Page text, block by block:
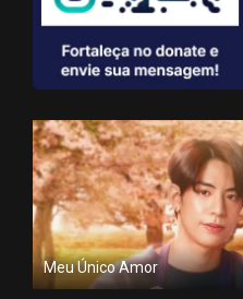
Meu Único Amor